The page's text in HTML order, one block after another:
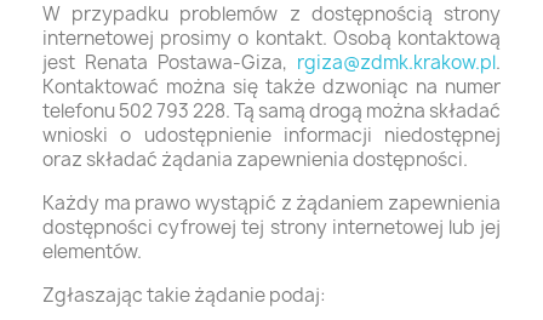
W przypadku problemów z dostępnością strony
internetowej prosimy o kontakt. Osobą kontaktową
jest Renata Postawa-Giza, rgiza@zdmk.krakow.pl.
Kontaktować można się także dzwoniąc na numer
telefonu502 793 228. Tą samą drogą można składać
wnioski o udostępnienie informacji niedostępnej
oraz składać żądania zapewnienia dostępności.
Każdy ma prawo wystąpić z żądaniem zapewnienia
dostępności cyfrowej tej strony internetowej lub jej
elementów.
Zgłaszając takie żądanie podaj: